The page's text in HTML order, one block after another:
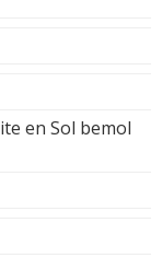
en Sol bemol